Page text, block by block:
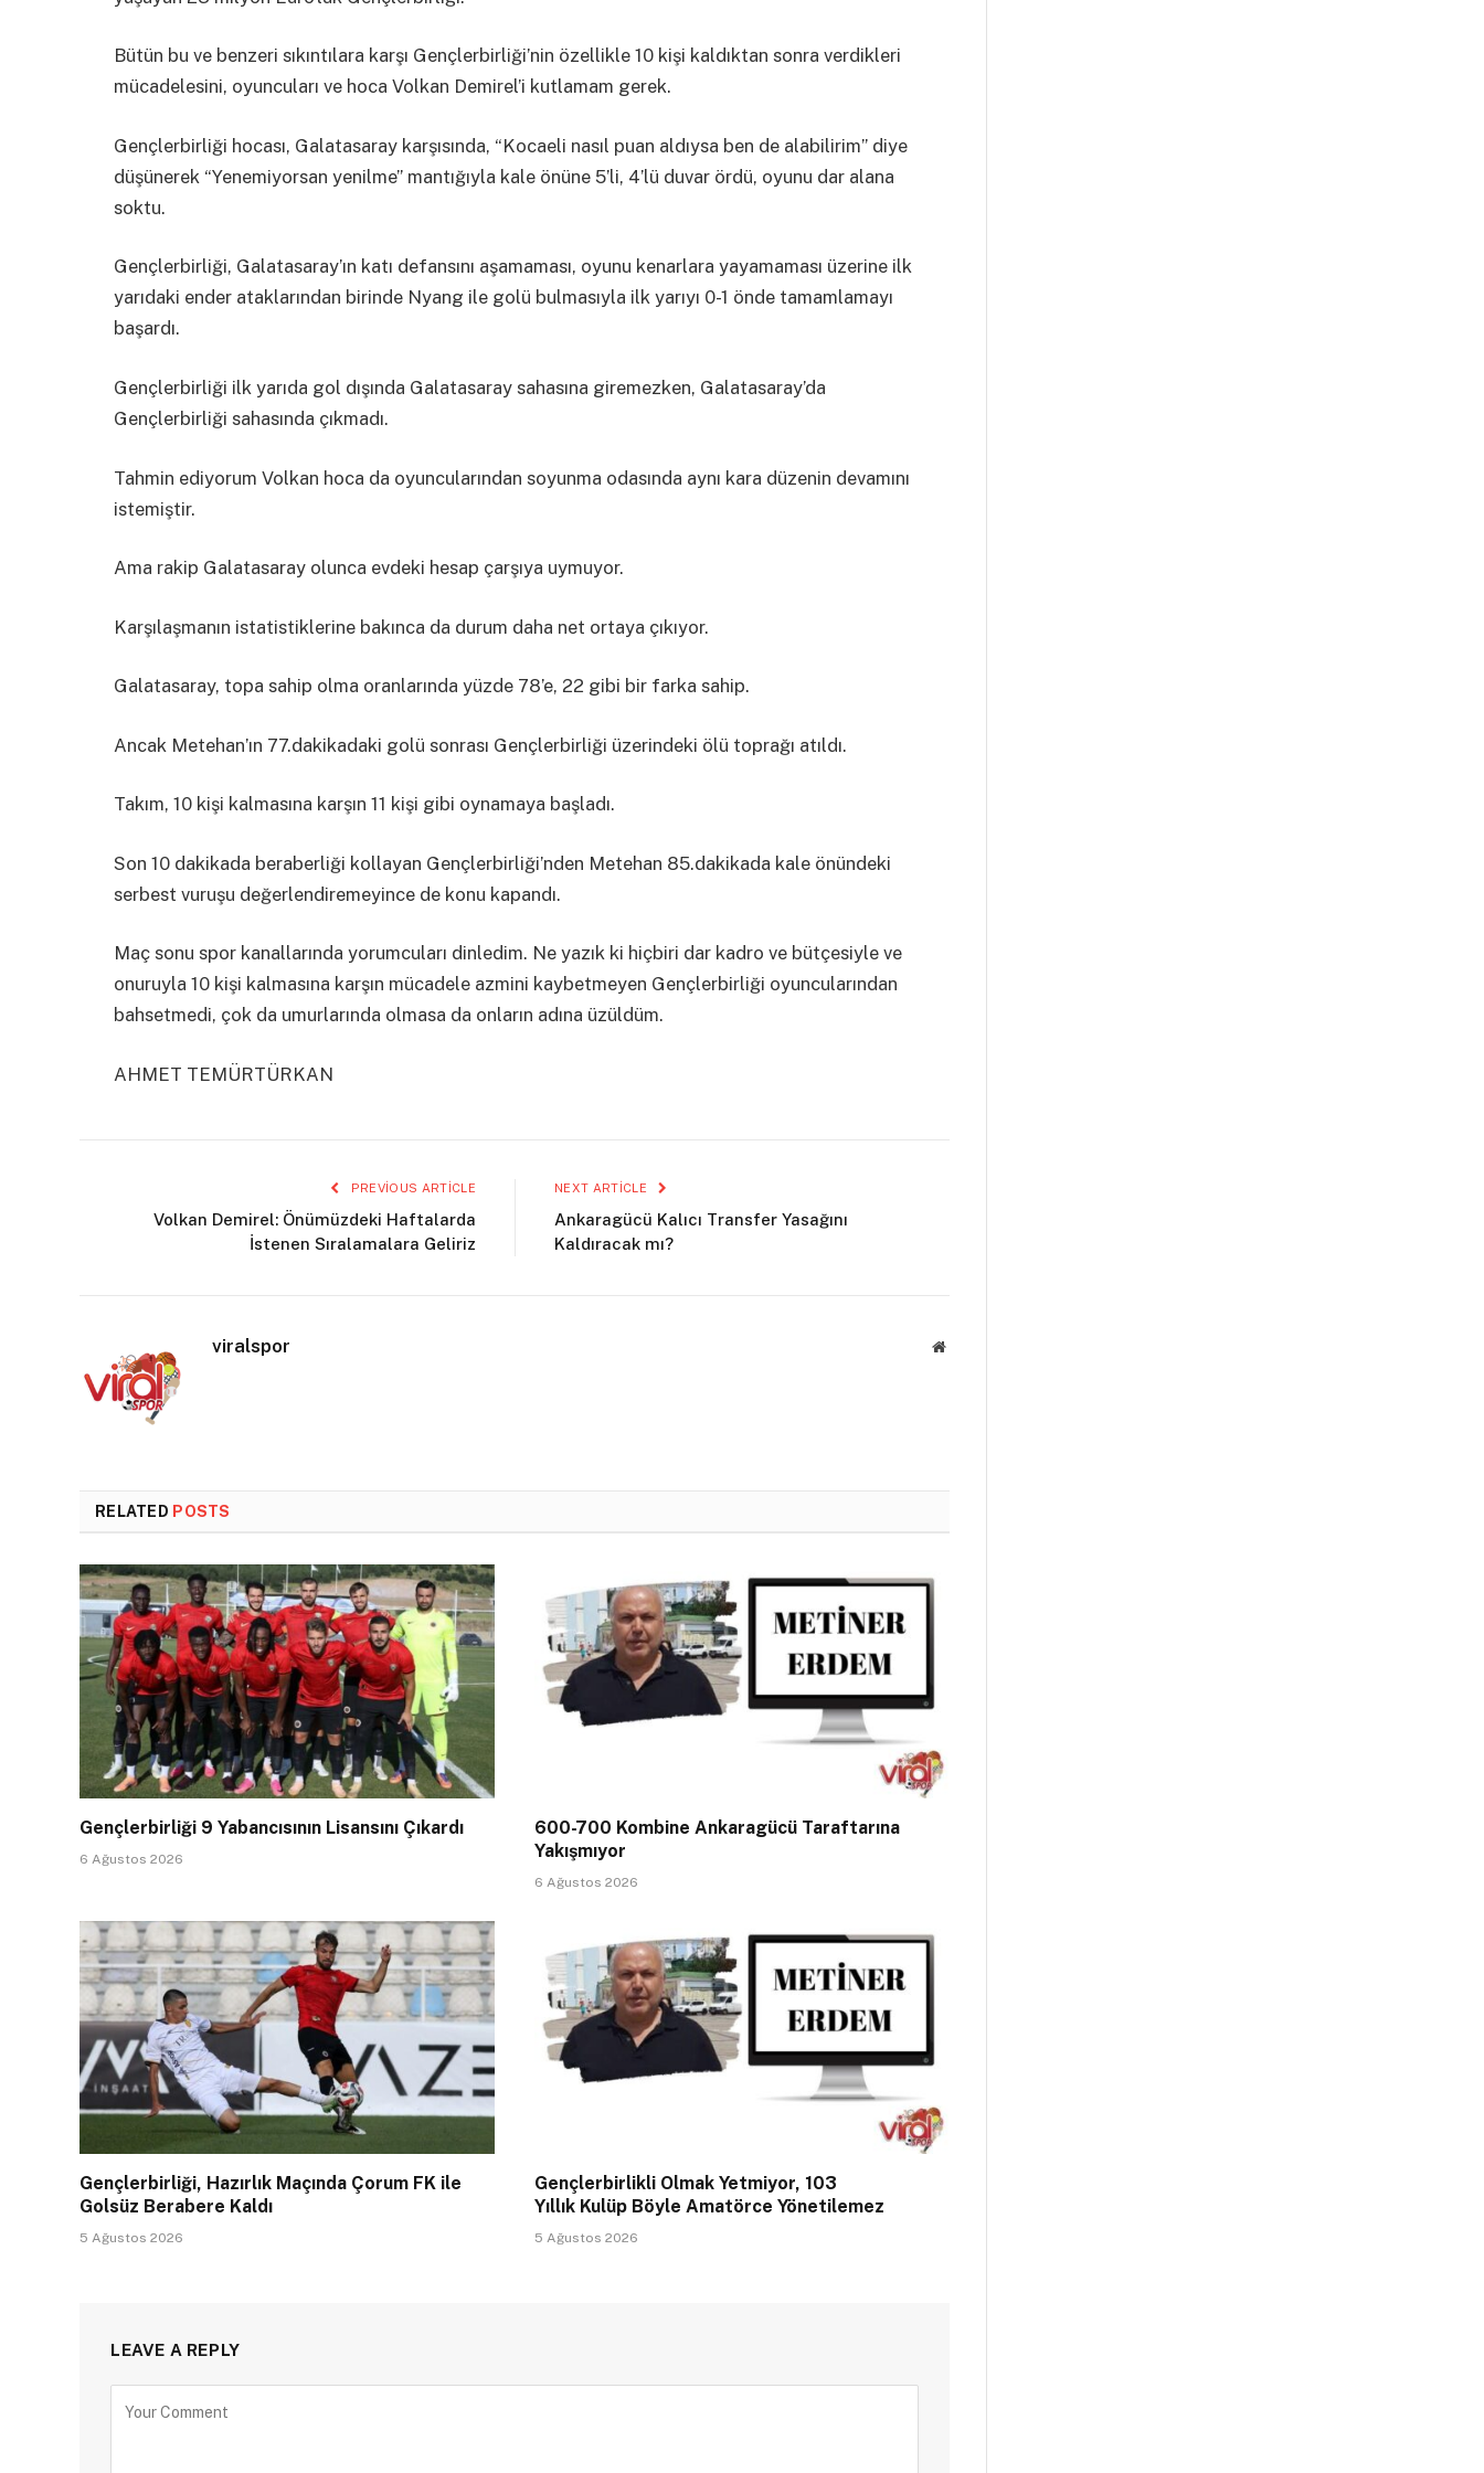
Bütün bu ve benzeri sıkıntılara karşı Gençlerbirliği’nin özellikle 10 kişi kaldıktan sonra verdikleri
mücadelesini, oyuncuları ve hoca Volkan Demirel’i kutlamam gerek.
Gençlerbirliği hocası, Galatasaray karşısında, “Kocaeli nasıl puan aldıysa ben de alabilirim” diye
düşünerek “Yenemiyorsan yenilme” mantığıyla kale önüne 5’li, 4’lü duvar ördü, oyunu dar alana
soktu.
Gençlerbirliği, Galatasaray’ın katı defansını aşamaması, oyunu kenarlara yayamaması üzerine ilk
yarıdaki ender ataklarından birinde Nyang ile golü bulmasıyla ilk yarıyı 0-1 önde tamamlamayı
başardı.
Gençlerbirliği ilk yarıda gol dışında Galatasaray sahasına giremezken, Galatasaray’da
Gençlerbirliği sahasında çıkmadı.
Tahmin ediyorum Volkan hoca da oyuncularından soyunma odasında aynı kara düzenin devamını
istemiştir.
Ama rakip Galatasaray olunca evdeki hesap çarşıya uymuyor.
Karşılaşmanın istatistiklerine bakınca da durum daha net ortaya çıkıyor.
Galatasaray, topa sahip olma oranlarında yüzde 78’e, 22 gibi bir farka sahip.
Ancak Metehan’ın 77.dakikadaki golü sonrası Gençlerbirliği üzerindeki ölü toprağı atıldı.
Takım, 10 kişi kalmasına karşın 11 kişi gibi oynamaya başladı.
Son 10 dakikada beraberliği kollayan Gençlerbirliği’nden Metehan 85.dakikada kale önündeki
serbest vuruşu değerlendiremeyince de konu kapandı.
Maç sonu spor kanallarında yorumcuları dinledim. Ne yazık ki hiçbiri dar kadro ve bütçesiyle ve
onuruyla 10 kişi kalmasına karşın mücadele azmini kaybetmeyen Gençlerbirliği oyuncularından
bahsetmedi, çok da umurlarında olmasa da onların adına üzüldüm.
AHMET TEMÜRTÜRKAN
PREVIOUS ARTICLE
Volkan Demirel: Önümüzdeki Haftalarda
İstenen Sıralamalara Geliriz
NEXT ARTICLE
Ankaragücü Kalıcı Transfer Yasağını
Kaldıracak mı?
viralspor Website
RELATED POSTS
Gençlerbirliği 9 Yabancısının Lisansını Çıkardı
6 Ağustos 2026
600-700 Kombine Ankaragücü Taraftarına
Yakışmıyor
6 Ağustos 2026
Gençlerbirliği, Hazırlık Maçında Çorum FK ile
Golsüz Berabere Kaldı
5 Ağustos 2026
Gençlerbirlikli Olmak Yetmiyor, 103
Yıllık Kulüp Böyle Amatörce Yönetilemez
5 Ağustos 2026
LEAVE A REPLY